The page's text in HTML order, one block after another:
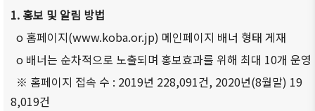
組織図
アクセ
ス
韓国貿
易協会
会員社
総覧
法律相
談
からの
お知ら
せ
会員社
ニュー
ー
日本生
1. 홍보 및 알림 방법
o 홈페이지(www.koba.or.jp) 메인페이지 배너 형태 게재
o 배너는 순차적으로 노출되며 홍보효과를 위해 최대 10개 운영
※ 홈페이지 접속 수 : 2019년 228,091건, 2020년(8월말) 19
8,019건